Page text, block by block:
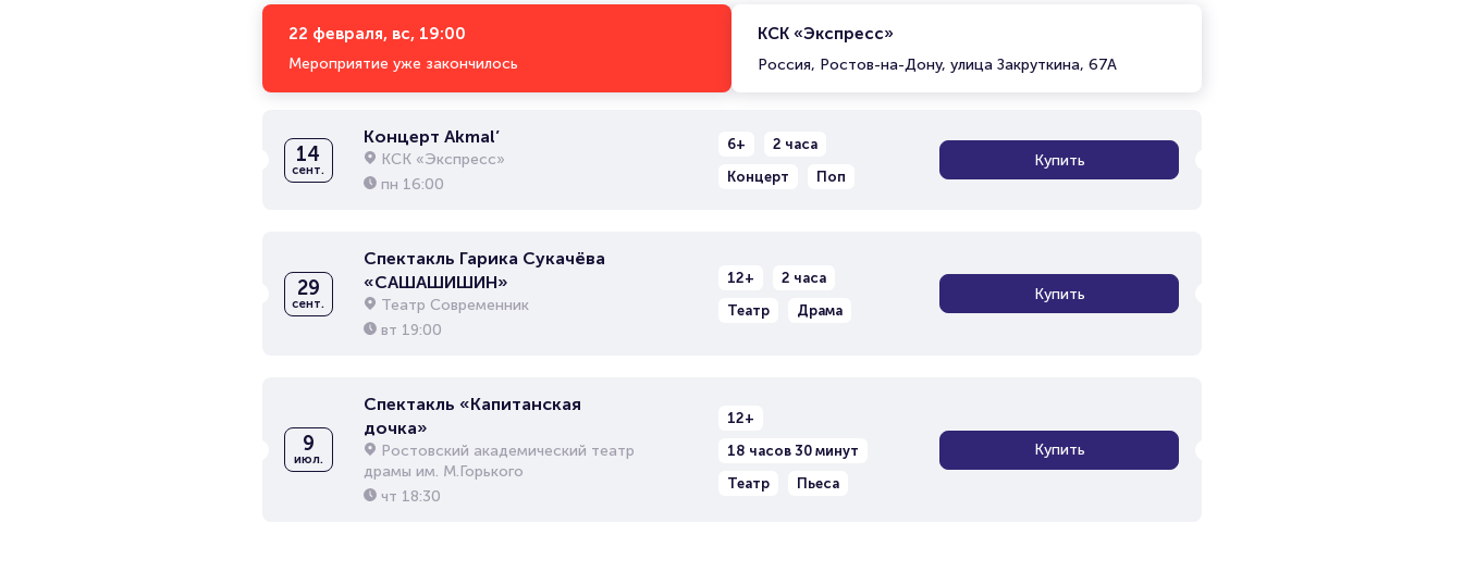
22 февраля, вс, 19:00
Мероприятие уже закончилось
КСК «Экспресс»
Россия, Ростов-на-Дону, улица Закруткина, 67А
14
сент.
Концерт Akmal’
КСК «Экспресс»
пн 16:00
6+
2 часа
Концерт
Поп
Купить
29
сент.
Спектакль Гарика Сукачёва
«САШАШИШИН»
Театр Современник
вт 19:00
12+
2 часа
Театр
Драма
Купить
9
июл.
Спектакль «Капитанская
дочка»
Ростовский академический театр
драмы им. М.Горького
чт 18:30
12+
18 часов 30 минут
Театр
Пьеса
Купить